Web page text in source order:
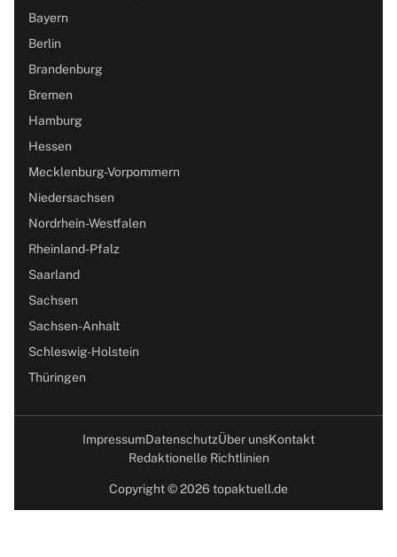
Bayern
Berlin
Brandenburg
Bremen
Hamburg
Hessen
Mecklenburg-Vorpommern
Niedersachsen
Nordrhein-Westfalen
Rheinland-Pfalz
Saarland
Sachsen
Sachsen-Anhalt
Schleswig-Holstein
Thüringen
ImpressumDatenschutzÜber unsKontakt
Redaktionelle Richtlinien
Copyright © 2026 topaktuell.de